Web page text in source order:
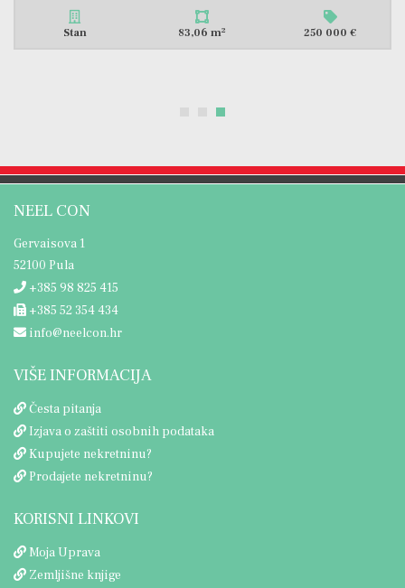
Stan 84,57 m2 270 000 €
NEEL CON
Gervaisova 1
52100 Pula
+385 98 825 415
+385 52 354 434
info@neelcon.hr
VIŠE INFORMACIJA
Česta pitanja
Izjava o zaštiti osobnih podataka
Kupujete nekretninu?
Prodajete nekretninu?
KORISNI LINKOVI
Moja Uprava
Zemljišne knjige